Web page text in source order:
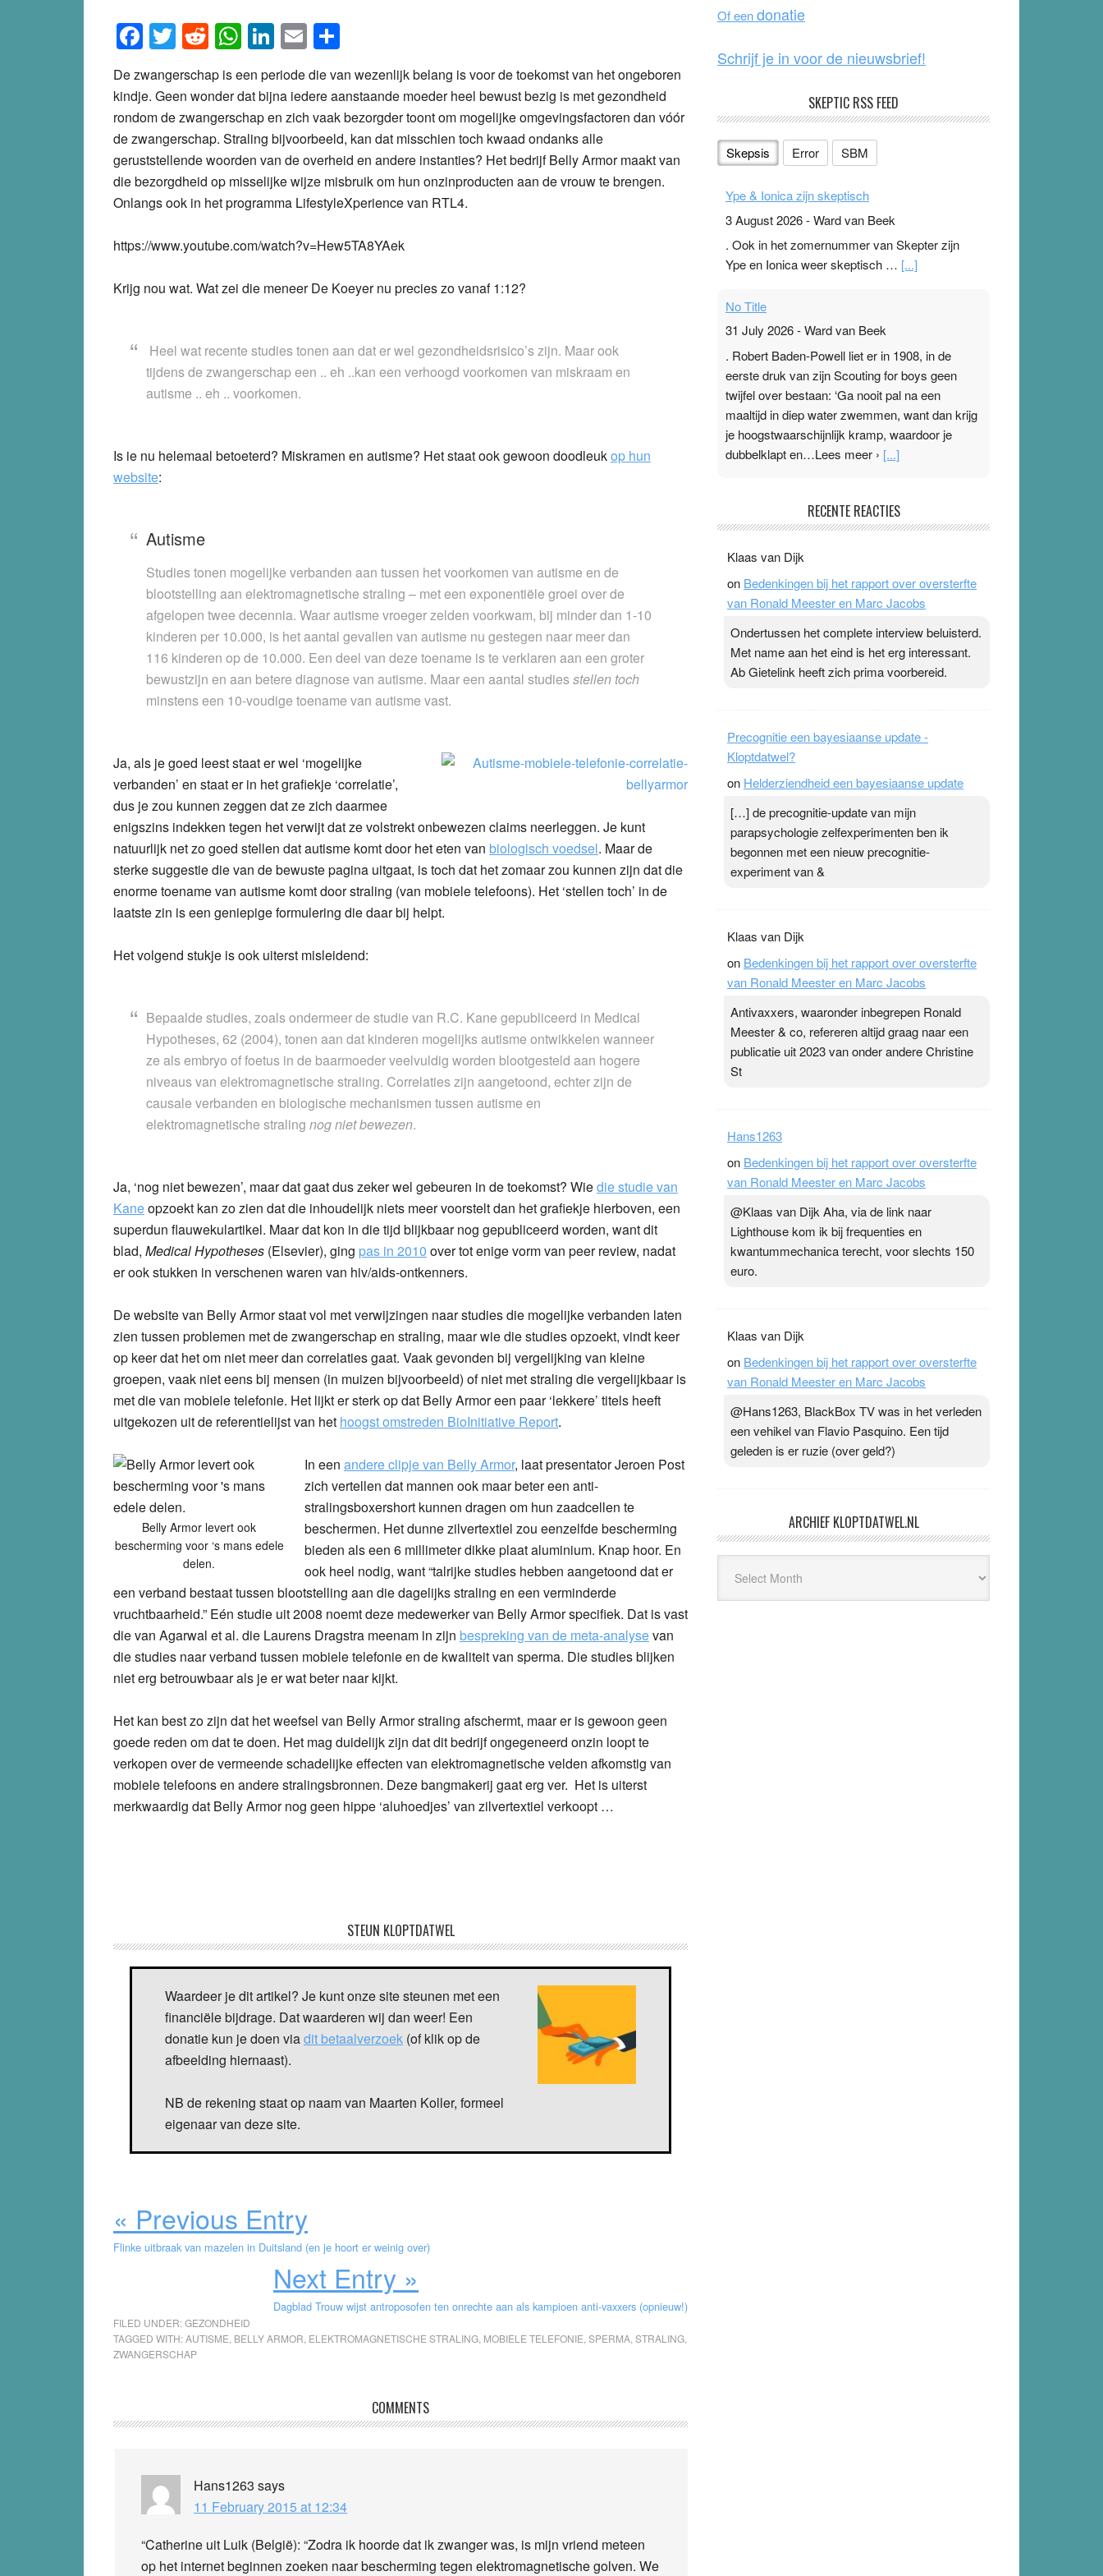
Facebook
Twitter
Reddit
WhatsApp
LinkedIn
Email
De zwangerschap is een periode die van wezenlijk belang is voor de toekomst van het ongeboren
kindje. Geen wonder dat bijna iedere aanstaande moeder heel bewust bezig is met gezondheid
rondom de zwangerschap en zich vaak bezorgder toont om mogelijke omgevingsfactoren dan vóór
de zwangerschap. Straling bijvoorbeeld, kan dat misschien toch kwaad ondanks alle
geruststellende woorden van de overheid en andere instanties? Het bedrijf Belly Armor maakt van
die bezorgdheid op misselijke wijze misbruik om hun onzinproducten aan de vrouw te brengen.
Onlangs ook in het programma LifestyleXperience van RTL4.
https://www.youtube.com/watch?v=Hew5TA8YAek
Krijg nou wat. Wat zei die meneer De Koeyer nu precies zo vanaf 1:12?
Heel wat recente studies tonen aan dat er wel gezondheidsrisico’s zijn. Maar ook
tijdens de zwangerschap een .. eh ..kan een verhoogd voorkomen van miskraam en
autisme .. eh .. voorkomen.
Is ie nu helemaal betoeterd? Miskramen en autisme? Het staat ook gewoon doodleukop hun
website:
Autisme
Studies tonen mogelijke verbanden aan tussen het voorkomen van autisme en de
blootstelling aan elektromagnetische straling – met een exponentiële groei over de
afgelopen twee decennia. Waar autisme vroeger zelden voorkwam, bij minder dan 1-10
kinderen per 10.000, is het aantal gevallen van autisme nu gestegen naar meer dan
116 kinderen op de 10.000. Een deel van deze toename is te verklaren aan een groter
bewustzijn en aan betere diagnose van autisme. Maar een aantal studiesstellen toch
minstens een 10-voudige toename van autisme vast.
Ja, als je goed leest staat er wel ‘mogelijke
verbanden’ en staat er in het grafiekje ‘correlatie’,
dus je zou kunnen zeggen dat ze zich daarmee
enigszins indekken tegen het verwijt dat ze volstrekt onbewezen claims neerleggen. Je kunt
natuurlijk net zo goed stellen dat autisme komt door het eten van biologisch voedsel. Maar de
sterke suggestie die van de bewuste pagina uitgaat, is toch dat het zomaar zou kunnen zijn dat die
enorme toename van autisme komt door straling (van mobiele telefoons). Het ‘stellen toch’ in de
laatste zin is een geniepige formulering die daar bij helpt.
Het volgend stukje is ook uiterst misleidend:
Bepaalde studies, zoals ondermeer de studie van R.C. Kane gepubliceerd in Medical
Hypotheses, 62 (2004), tonen aan dat kinderen mogelijks autisme ontwikkelen wanneer
ze als embryo of foetus in de baarmoeder veelvuldig worden blootgesteld aan hogere
niveaus van elektromagnetische straling. Correlaties zijn aangetoond, echter zijn de
causale verbanden en biologische mechanismen tussen autisme en
elektromagnetische straling nog niet bewezen.
Ja, ‘nog niet bewezen’, maar dat gaat dus zeker wel gebeuren in de toekomst? Wiedie studie van
Kaneopzoekt kan zo zien dat die inhoudelijk niets meer voorstelt dan het grafiekje hierboven, een
superdun flauwekulartikel. Maar dat kon in die tijd blijkbaar nog gepubliceerd worden, want dit
blad, Medical Hypotheses (Elsevier), ging pas in 2010 over tot enige vorm van peer review, nadat
er ook stukken in verschenen waren van hiv/aids-ontkenners.
De website van Belly Armor staat vol met verwijzingen naar studies die mogelijke verbanden laten
zien tussen problemen met de zwangerschap en straling, maar wie die studies opzoekt, vindt keer
op keer dat het om niet meer dan correlaties gaat. Vaak gevonden bij vergelijking van kleine
groepen, vaak niet eens bij mensen (in muizen bijvoorbeeld) of niet met straling die vergelijkbaar is
met die van mobiele telefonie. Het lijkt er sterk op dat Belly Armor een paar ‘lekkere’ titels heeft
uitgekozen uit de referentielijst van het hoogst omstreden BioInitiative Report.
Belly Armor levert ook
bescherming voor ‘s mans edele
delen.
In een andere clipje van Belly Armor, laat presentator Jeroen Post
zich vertellen dat mannen ook maar beter een anti-
stralingsboxershort kunnen dragen om hun zaadcellen te
beschermen. Het dunne zilvertextiel zou eenzelfde bescherming
bieden als een 6 millimeter dikke plaat aluminium. Knap hoor. En
ook heel nodig, want “talrijke studies hebben aangetoond dat er
een verband bestaat tussen blootstelling aan die dagelijks straling en een verminderde
vruchtbaarheid.” Eén studie uit 2008 noemt deze medewerker van Belly Armor specifiek. Dat is vast
die van Agarwal et al. die Laurens Dragstra meenam in zijn bespreking van de meta-analysevan
die studies naar verband tussen mobiele telefonie en de kwaliteit van sperma. Die studies blijken
niet erg betrouwbaar als je er wat beter naar kijkt.
Het kan best zo zijn dat het weefsel van Belly Armor straling afschermt, maar er is gewoon geen
goede reden om dat te doen. Het mag duidelijk zijn dat dit bedrijf ongegeneerd onzin loopt te
verkopen over de vermeende schadelijke effecten van elektromagnetische velden afkomstig van
mobiele telefoons en andere stralingsbronnen. Deze bangmakerij gaat erg ver. Het is uiterst
merkwaardig dat Belly Armor nog geen hippe ‘aluhoedjes’ van zilvertextiel verkoopt …
STEUN KLOPTDATWEL
Waardeer je dit artikel? Je kunt onze site steunen met een
financiële bijdrage. Dat waarderen wij dan weer! Een
donatie kun je doen viadit betaalverzoek (of klik op de
afbeelding hiernaast).
NB de rekening staat op naam van Maarten Koller, formeel
eigenaar van deze site.
« Previous Entry
Flinke uitbraak van mazelen in Duitsland (en je hoort er weinig over)
Next Entry »
Dagblad Trouw wijst antroposofen ten onrechte aan als kampioen anti-vaxxers (opnieuw!)
FILED UNDER:GEZONDHEID
TAGGED WITH:AUTISME BELLY ARMOR ELEKTROMAGNETISCHE STRALING MOBIELE TELEFONIE SPERMA STRALING
ZWANGERSCHAP
Interactions
COMMENTS
Hans1263 says
11 February 2015 at 12:34
“Catherine uit Luik (België): “Zodra ik hoorde dat ik zwanger was, is mijn vriend meteen
op het internet beginnen zoeken naar bescherming tegen elektromagnetische golven. We
k
Of eendonatie
Schrijf je in voor de nieuwsbrief!
SKEPTIC RSS FEED
Skepsis Error SBM
Ype & Ionica zijn skeptisch
3 August 2026-Ward van Beek
. Ook in het zomernummer van Skepter zijn
Ype en Ionica weer skeptisch … [...]
No Title
31 July 2026-Ward van Beek
. Robert Baden-Powell liet er in 1908, in de
eerste druk van zijn Scouting for boys geen
twijfel over bestaan: ‘Ga nooit pal na een
maaltijd in diep water zwemmen, want dan krijg
je hoogstwaarschijnlijk kramp, waardoor je
dubbelklapt en…Lees meer › [...]
Ward van Beek
topsporters. Ze hopen ermee hun hartslag te
verlagen terwijl ze meer zuurstof opnemen.
Daarop heeft zo’n pleister geen effect. Maar het
zijn. Door…Lees meer Pleisterplakkers in de
topspsort › [...]
RECENTE REACTIES
Klaas van Dijk
on Bedenkingen bij het rapport over oversterfte
van Ronald Meester en Marc Jacobs
Ondertussen het complete interview beluisterd.
Met name aan het eind is het erg interessant.
Ab Gietelink heeft zich prima voorbereid.
Precognitie een bayesiaanse update -
Kloptdatwel?
on Helderziendheid een bayesiaanse update
[…] de precognitie-update van mijn
parapsychologie zelfexperimenten ben ik
begonnen met een nieuw precognitie-
experiment van &
Klaas van Dijk
on Bedenkingen bij het rapport over oversterfte
van Ronald Meester en Marc Jacobs
Antivaxxers, waaronder inbegrepen Ronald
Meester & co, refereren altijd graag naar een
publicatie uit 2023 van onder andere Christine
St
Hans1263
on Bedenkingen bij het rapport over oversterfte
van Ronald Meester en Marc Jacobs
@Klaas van Dijk Aha, via de link naar
Lighthouse kom ik bij frequenties en
kwantummechanica terecht, voor slechts 150
euro.
Klaas van Dijk
on Bedenkingen bij het rapport over oversterfte
van Ronald Meester en Marc Jacobs
@Hans1263, BlackBox TV was in het verleden
een vehikel van Flavio Pasquino. Een tijd
geleden is er ruzie (over geld?)
ARCHIEF KLOPTDATWEL.NL
Kloptdatwel.nl